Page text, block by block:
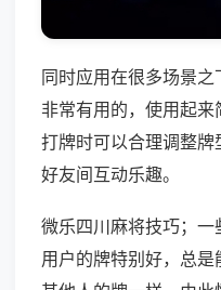
同时应用在很多场景
非常有用的，使用起
打牌时可以合理调整
好友间互动乐趣。
微乐四川麻将技巧；
用户的牌特别好，总是